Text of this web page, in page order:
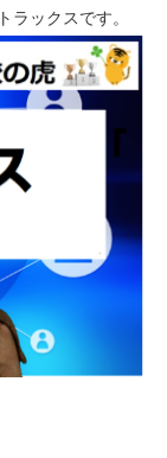
ラックスです。